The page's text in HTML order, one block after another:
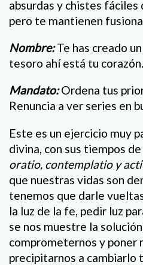
absurdas y chistes
pero te mantienen
Nombre:Te has creado
tesoro ahí está tu corazón.
Mandato:Ordena tus
Renuncia a ver series en
Este es un ejercicio muy
divina, con sus tiempos de
oratio, contemplatio y
que nuestras vidas son
tenemos que darle
la luz de la fe, pedir luz
se nos muestre la
comprometernos y poner
precipitarnos a cambiarlo